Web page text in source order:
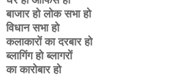
बाजार हो लोक सभा हो
विधान सभा हो
कलाकारों का दरबार हो
ब्लागिंग हो ब्लागरों
का कारोबार हो